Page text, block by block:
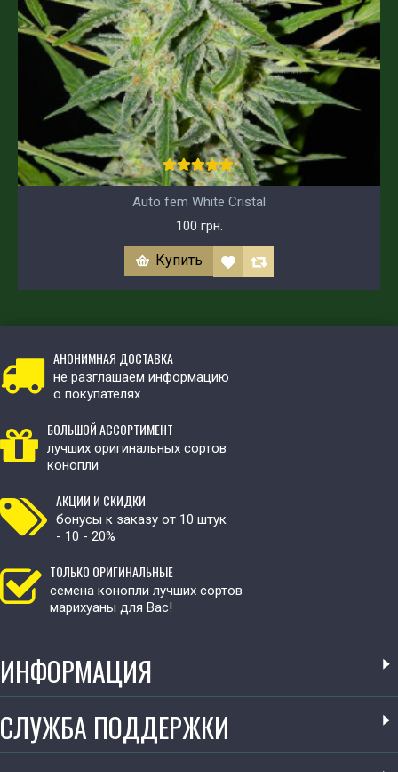
Auto fem White Cristal
100 грн.
Купить
АНОНИМНАЯ ДОСТАВКА
не разглашаем информацию
о покупателях
БОЛЬШОЙ АССОРТИМЕНТ
лучших оригинальных сортов
конопли
АКЦИИ И СКИДКИ
бонусы к заказу от 10 штук
- 10 - 20%
ТОЛЬКО ОРИГИНАЛЬНЫЕ
семена конопли лучших сортов
марихуаны для Вас!
ИНФОРМАЦИЯ
СЛУЖБА ПОДДЕРЖКИ